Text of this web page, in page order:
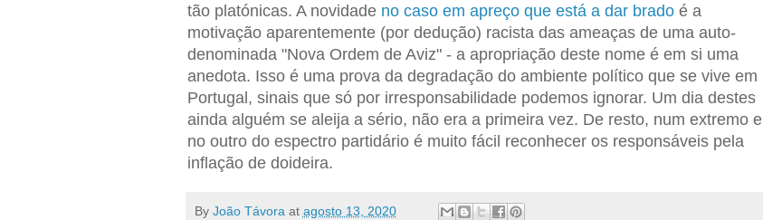
tão platónicas. A novidade no caso em apreço que está a dar bradoé a
motivação aparentemente (por dedução) racista das ameaças de uma auto-
denominada "Nova Ordem de Aviz" - a apropriação deste nome é em si uma
anedota. Isso é uma prova da degradação do ambiente político que se vive em
Portugal, sinais que só por irresponsabilidade podemos ignorar. Um dia destes
ainda alguém se aleija a sério, não era a primeira vez. De resto, num extremo e
no outro do espectro partidário é muito fácil reconhecer os responsáveis pela
inflação de doideira.
By João Távora at agosto 13, 2020